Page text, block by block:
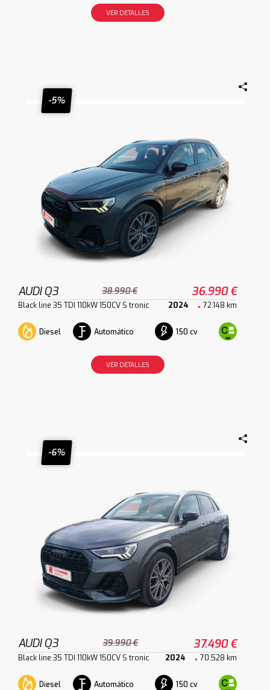
VER DETALLES
-5%
AUDI Q3 38.990 € 36.990 €
Black line 35 TDI 110kW 150CV S tronic 2024 72.148 km
Diesel Automático 150 cv
VER DETALLES
-6%
AUDI Q3 39.990 € 37.490 €
Black line 35 TDI 110kW 150CV S tronic 2024 70.528 km
Diesel Automático 150 cv